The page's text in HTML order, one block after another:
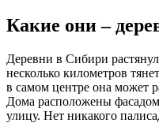
Какие они –
Деревни в Сибири
несколько километров
в самом центре она может
Дома расположены
улицу. Нет никакого